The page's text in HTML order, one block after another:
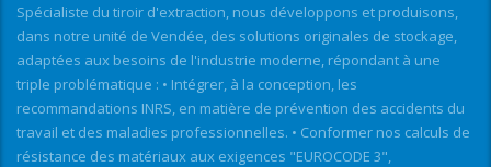
Spécialiste du tiroir d'extraction, nous développons et produisons,
dans notre unité de Vendée, des solutions originales de stockage,
adaptées aux besoins de l'industrie moderne, répondant à une
triple problématique : • Intégrer, à la conception, les
recommandations INRS, en matière de prévention des accidents du
travail et des maladies professionnelles. • Conformer nos calculs de
résistance des matériaux aux exigences "EUROCODE 3",